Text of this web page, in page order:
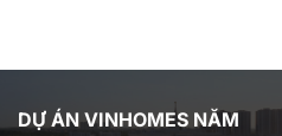
DỰ ÁN VINHOMES NĂM